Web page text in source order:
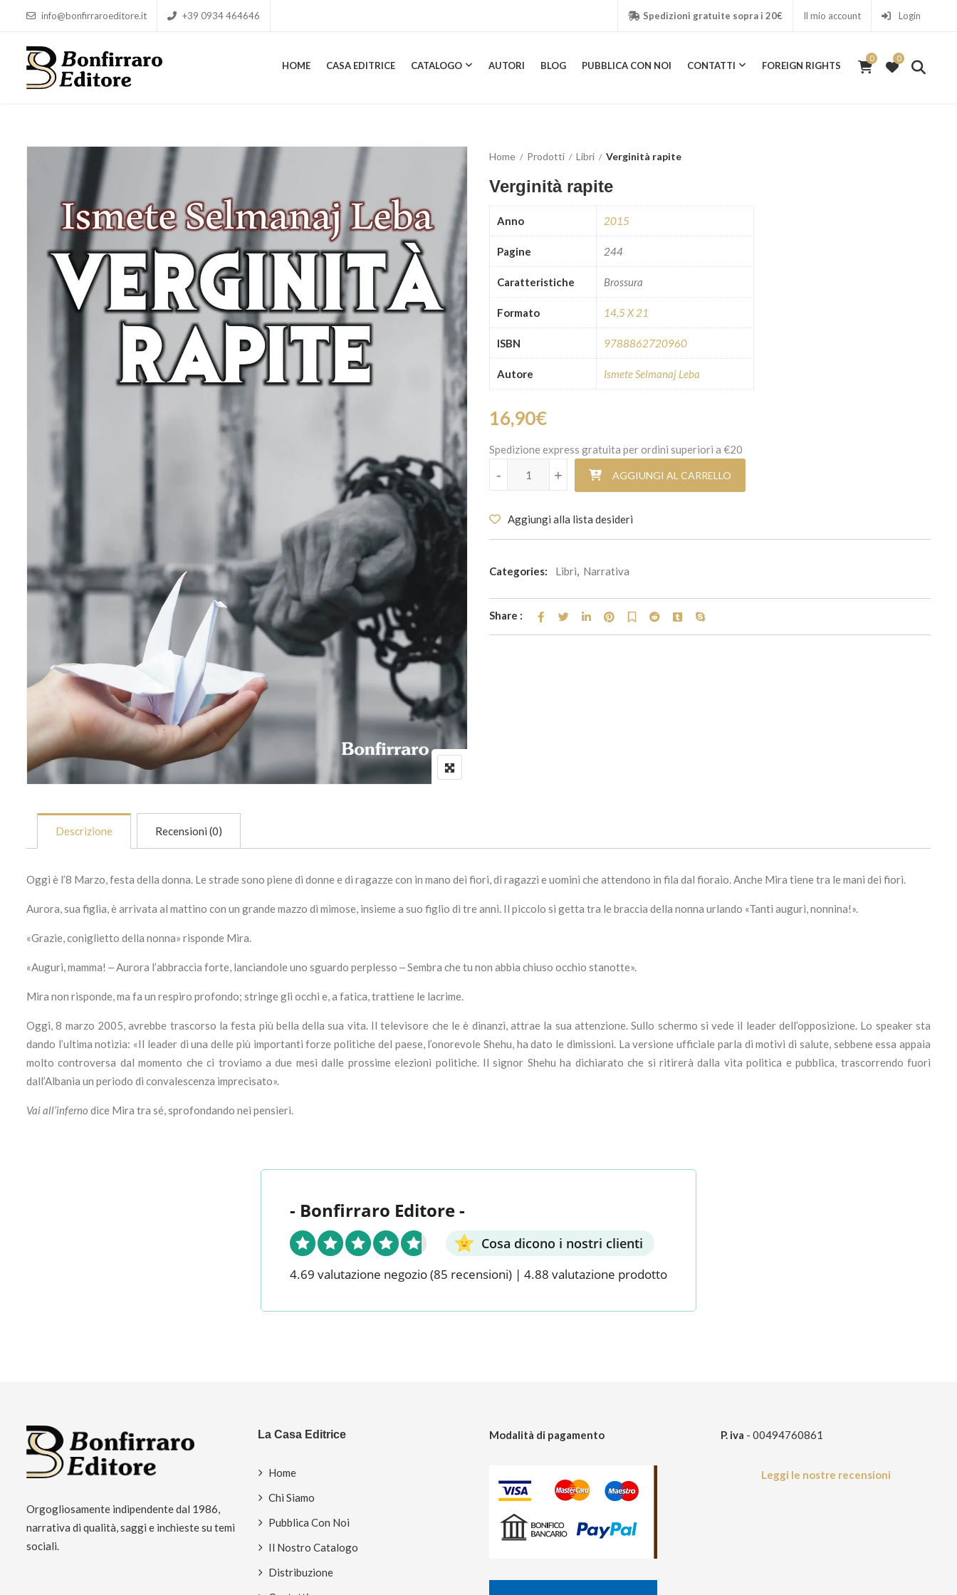
info@bonfirraroeditore.it +39 0934 464646 Spedizioni gratuite sopra i 20€ Il mio account Login
HOME CASA EDITRICE CATALOGO AUTORI BLOG PUBBLICA CON NOI CONTATTI FOREIGN RIGHTS
0
0
0
FOREIGN RIGHTS
Home Prodotti Libri Verginità rapite
Verginità rapite
Anno 2015
Pagine 244
Caratteristiche Brossura
Formato 14,5 X 21
ISBN 9788862720960
Autore Ismete Selmanaj Leba
16,90€
Spedizione express gratuita per ordini superiori a €20
Verginità rapite quantità
+
- +
- AGGIUNGI AL CARRELLO
Aggiungi alla lista desideri
Categories: Libri, Narrativa
Share :
Descrizione Recensioni (0)
Oggi è l’8 Marzo, festa della donna. Le strade sono piene di donne e di ragazze con in mano dei fiori, di ragazzi e uomini che attendono in fila dal fioraio. Anche Mira tiene tra le mani dei fiori.
Aurora, sua figlia, è arrivata al mattino con un grande mazzo di mimose, insieme a suo figlio di tre anni. Il piccolo si getta tra le braccia della nonna urlando «Tanti auguri, nonnina!».
«Grazie, coniglietto della nonna» risponde Mira.
«Auguri, mamma! ‒ Aurora l’abbraccia forte, lanciandole uno sguardo perplesso ‒ Sembra che tu non abbia chiuso occhio stanotte».
Mira non risponde, ma fa un respiro profondo; stringe gli occhi e, a fatica, trattiene le lacrime.
Oggi, 8 marzo 2005, avrebbe trascorso la festa più bella della sua vita. Il televisore che le è dinanzi, attrae la sua attenzione. Sullo schermo si vede il leader dell’opposizione. Lo speaker sta
dando l’ultima notizia: «Il leader di una delle più importanti forze politiche del paese, l’onorevole Shehu, ha dato le dimissioni. La versione ufficiale parla di motivi di salute, sebbene essa appaia
molto controversa dal momento che ci troviamo a due mesi dalle prossime elezioni politiche. Il signor Shehu ha dichiarato che si ritirerà dalla vita politica e pubblica, trascorrendo fuori
dall’Albania un periodo di convalescenza imprecisato».
Vai all’inferno dice Mira tra sé, sprofondando nei pensieri.
- Bonfirraro Editore -
Cosa dicono i nostri clienti
4.69 valutazione negozio(85 recensioni) | 4.88 valutazione prodotto
Orgogliosamente indipendente dal 1986,
narrativa di qualità, saggi e inchieste su temi
sociali.
La Casa Editrice
Home
Chi Siamo
Pubblica Con Noi
Il Nostro Catalogo
Distribuzione
Modalità di pagamento P. iva - 00494760861
Leggi le nostre recensioni